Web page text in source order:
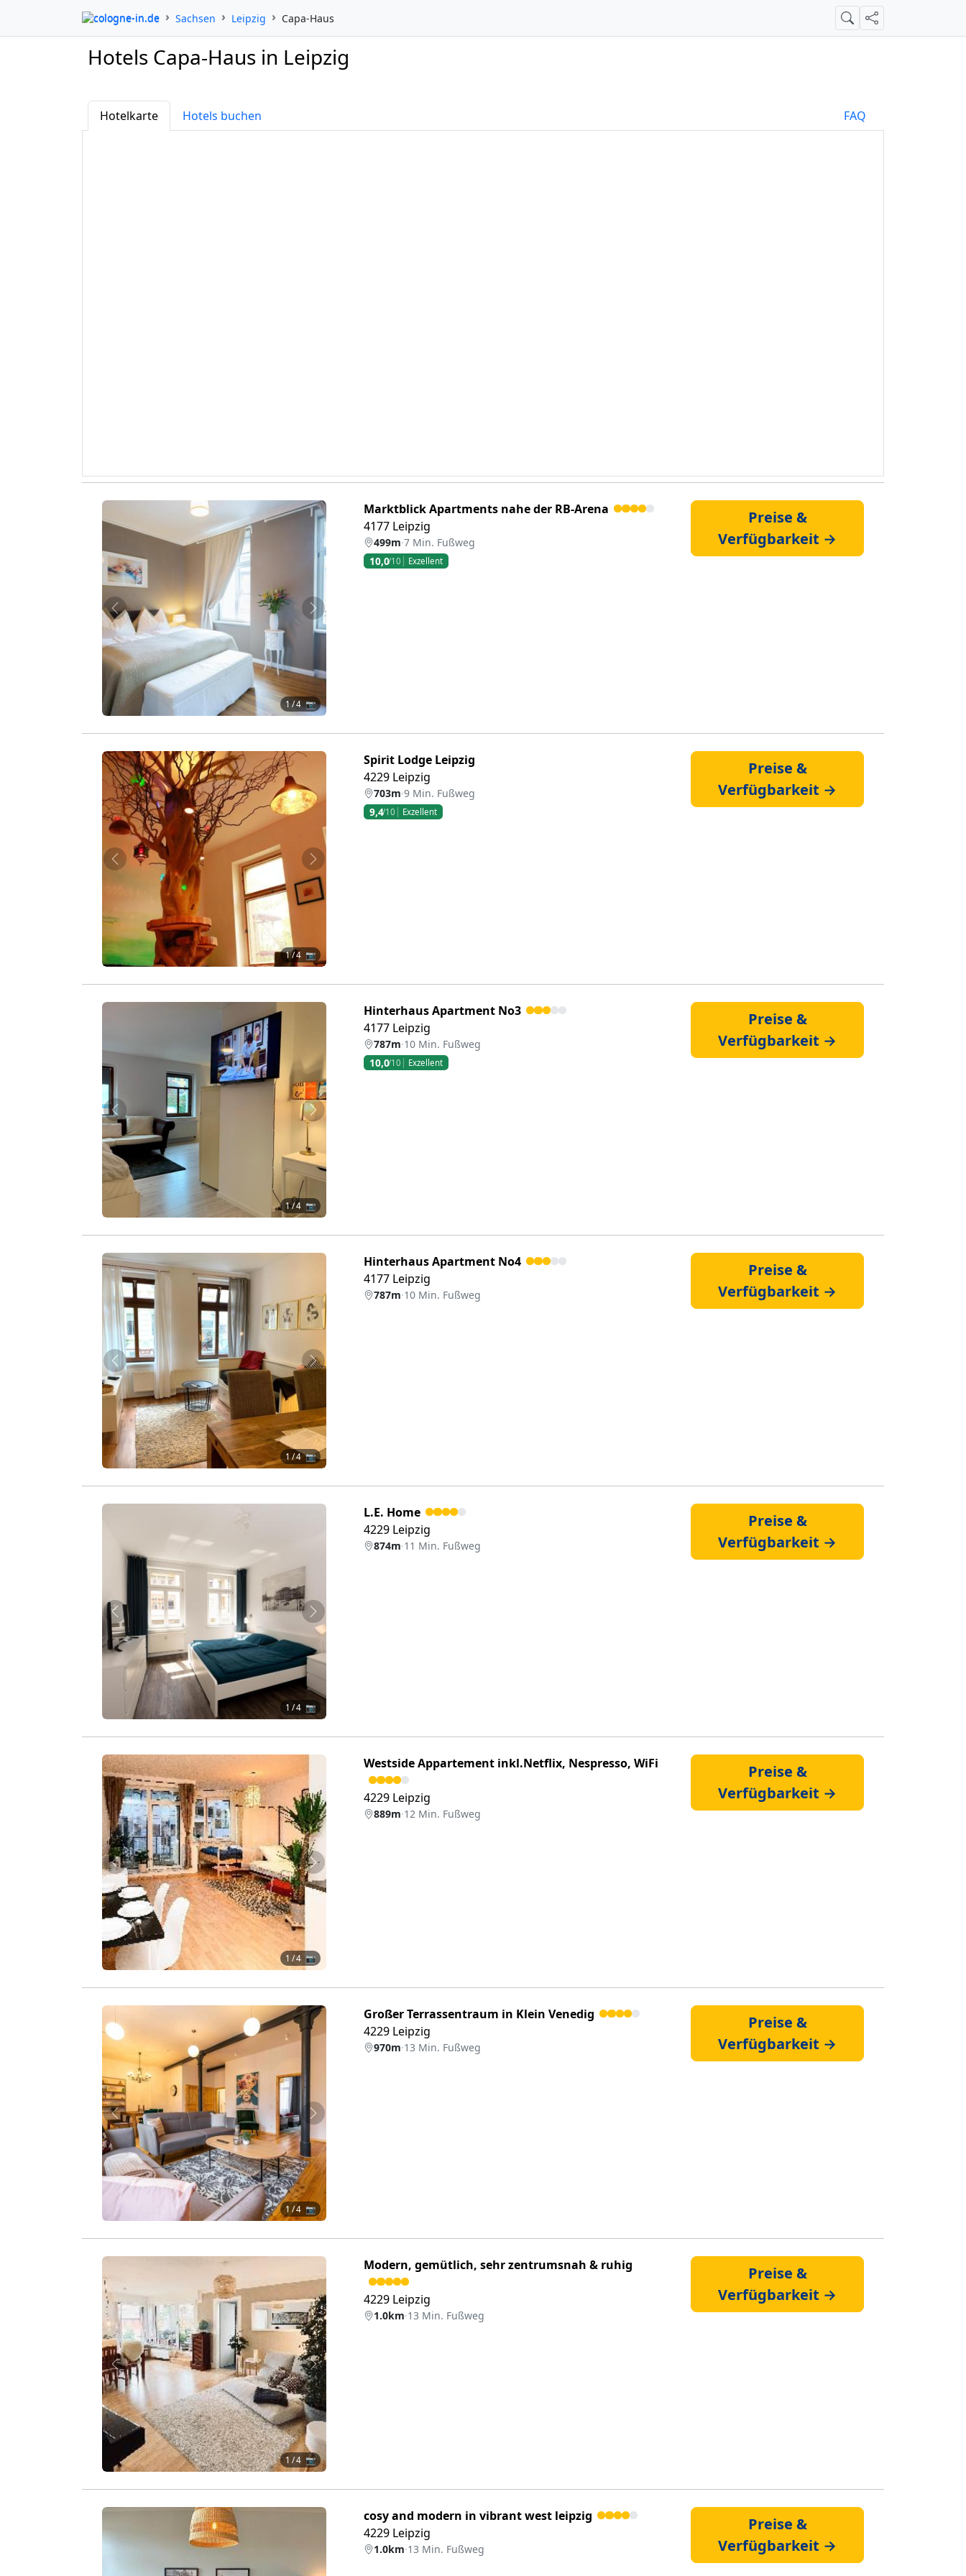
cologne-in.de Sachsen Leipzig Capa-Haus SucheTeilen
Hotels Capa-Haus in Leipzig
Hotelkarte Hotels buchen FAQ
Zurück Weiter
1/ 4 📷
Marktblick Apartments nahe der RB-Arena
4177 Leipzig
499m·7 Min. Fußweg
10,0/10 Exzellent
Preise &
Verfügbarkeit →
Zurück Weiter
1/ 4 📷
Spirit Lodge Leipzig
4229 Leipzig
703m·9 Min. Fußweg
9,4/10 Exzellent
Preise &
Verfügbarkeit →
Zurück Weiter
1/ 4 📷
Hinterhaus Apartment No3
4177 Leipzig
787m·10 Min. Fußweg
10,0/10 Exzellent
Preise &
Verfügbarkeit →
Zurück Weiter
1 / 4 📷
Hinterhaus Apartment No4
4177 Leipzig
787m·10 Min. Fußweg
Preise &
Verfügbarkeit →
Zurück Weiter
1 / 4 📷
L.E. Home
4229 Leipzig
874m·11 Min. Fußweg
Preise &
Verfügbarkeit →
Zurück Weiter
1 / 4 📷
Westside Appartement inkl.Netflix, Nespresso, WiFi
4229 Leipzig
889m·12 Min. Fußweg
Preise &
Verfügbarkeit →
Zurück Weiter
1 / 4 📷
Großer Terrassentraum in Klein Venedig
4229 Leipzig
970m·13 Min. Fußweg
Preise &
Verfügbarkeit →
Zurück Weiter
1 / 4 📷
Modern, gemütlich, sehr zentrumsnah & ruhig
4229 Leipzig
1.0km·13 Min. Fußweg
Preise &
Verfügbarkeit →
cosy and modern in vibrant west leipzig
4229 Leipzig
1.0km·13 Min. Fußweg
Preise &
Verfügbarkeit →